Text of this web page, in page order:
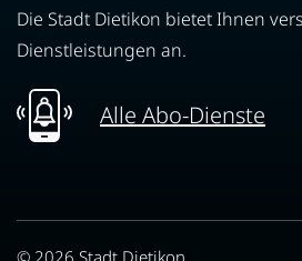
Die Stadt Dietikon bietet Ihnen
Dienstleistungen an.
Alle Abo-Dienste
© 2026 Stadt Dietikon